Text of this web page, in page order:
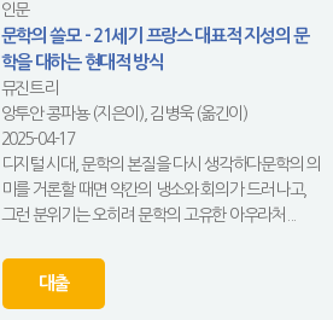
인문
문학의 쓸모 - 21세기 프랑스 대표적 지성의 문
학을 대하는 현대적 방식
뮤진트리
앙투안 콩파뇽 (지은이), 김병욱 (옮긴이)
2025-04-17
디지털 시대, 문학의 본질을 다시 생각하다문학의 의
미를 거론할 때면 약간의 냉소와 회의가 드러나고,
그런 분위기는 오히려 문학의 고유한 아우라처...
대출